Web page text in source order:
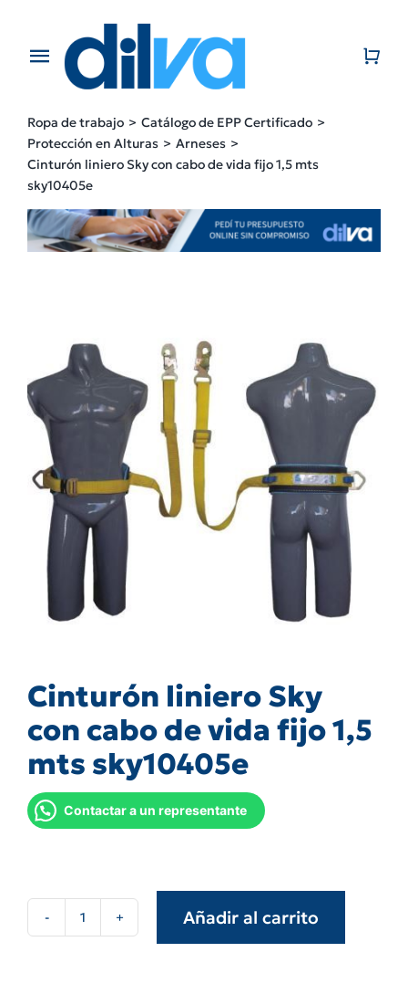
contentToggle
EMPRESA
PRODUCTOS
BLOG
Ropa de trabajo
Catálogo de EPP Certificado
Protección en Alturas
Arneses
Cinturón liniero Sky con cabo de vida fijo 1,5 mts
sky10405e
Cinturón liniero Sky
con cabo de vida fijo 1,5
mts sky10405e
Contactar a un representante
Cinturón
Añadir al carrito